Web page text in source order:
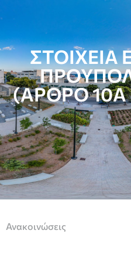
ΣΤΟΙΧΕΙΑ
(ΑΡΘΡΟ 10Α
Ανακοινώσεις